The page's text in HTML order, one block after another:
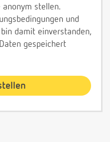
anonym stellen.
und
damit einverstanden,
gespeichert